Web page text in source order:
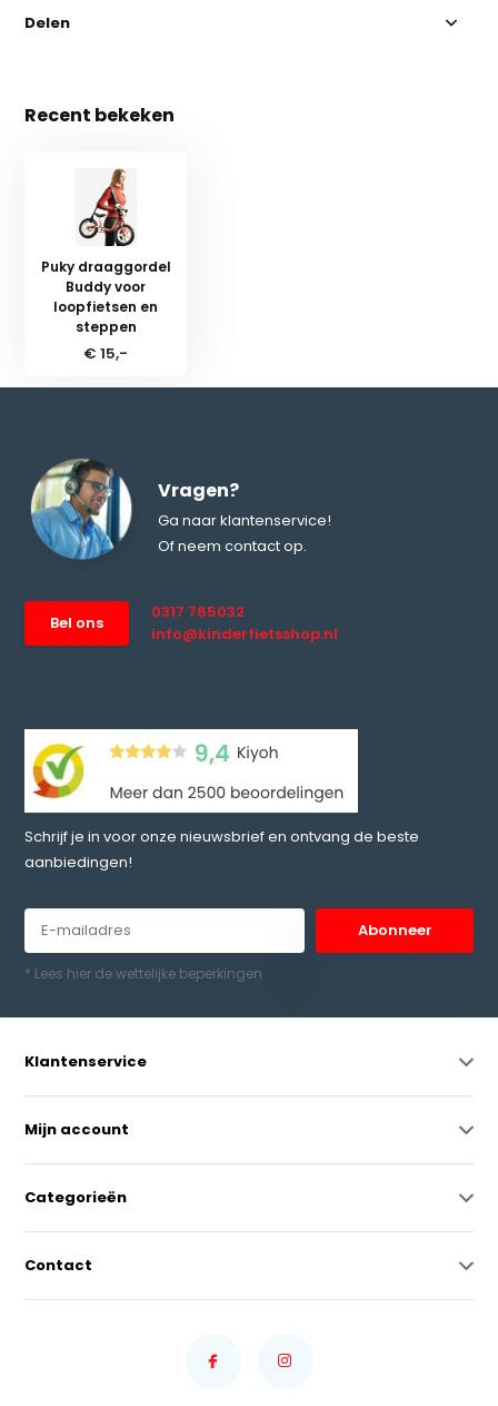
Delen
Recent bekeken
Puky draaggordel
Buddy voor
loopfietsen en
steppen
€ 15,-
Vragen?
Ga naar klantenservice!
Of neem contact op.
Bel ons
0317 765032
info@kinderfietsshop.nl
Schrijf je in voor onze nieuwsbrief en ontvang de beste
aanbiedingen!
Abonneer
* Lees hier de wettelijke beperkingen
Klantenservice
Mijn account
Categorieën
Contact